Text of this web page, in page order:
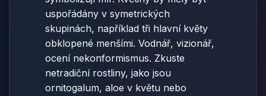
uspořádány v symetrických
skupinách, například tři hlavní květy
obklopené menšími. Vodnář, vizionář,
ocení nekonformismus. Zkuste
netradiční rostliny, jako jsou
ornitogalum, aloe v květu nebo